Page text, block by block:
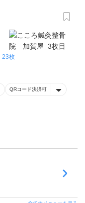
23枚
QRコード決済可